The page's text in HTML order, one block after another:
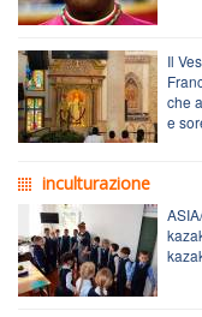
Il
che
e
inculturazione